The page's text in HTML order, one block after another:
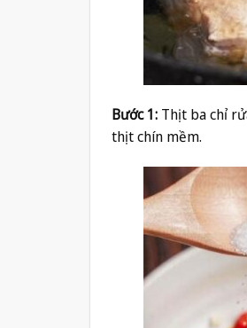
Bước 1: Thịt ba chỉ
thịt chín mềm.